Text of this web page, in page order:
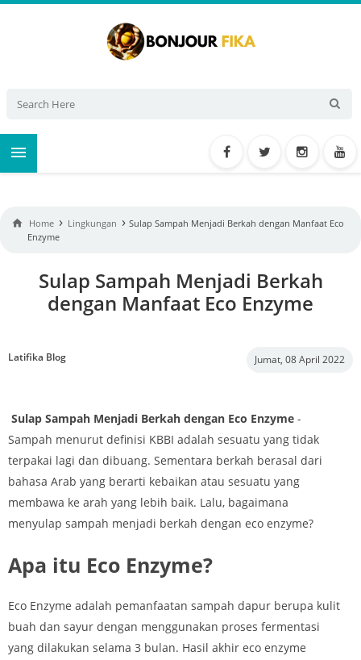

 Home › Lingkungan › Sulap Sampah Menjadi Berkah dengan Manfaat Eco
Enzyme
Sulap Sampah Menjadi Berkah
dengan Manfaat Eco Enzyme
Latifika Blog Jumat, 08 April 2022
Sulap Sampah Menjadi Berkah dengan Eco Enzyme -
Sampah menurut definisi KBBI adalah sesuatu yang tidak
terpakai lagi dan dibuang. Sementara berkah berasal dari
bahasa Arab yang berarti kebaikan atau sesuatu yang
membawa ke arah yang lebih baik. Lalu, bagaimana
menyulap sampah menjadi berkah dengan eco enzyme?
Apa itu Eco Enzyme?
Eco Enzyme adalah pemanfaatan sampah dapur berupa kulit
buah dan sayur dengan menggunakan proses fermentasi
yang dilakukan selama 3 bulan. Hasil akhir eco enzyme